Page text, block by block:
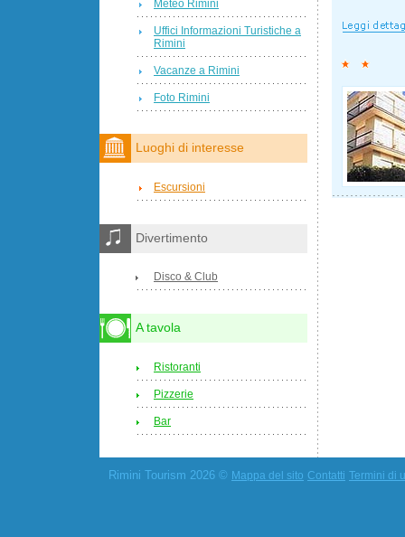
Meteo Rimini
Uffici Informazioni Turistiche a
Rimini
Vacanze a Rimini
Foto Rimini
Luoghi di interesse
Escursioni
Divertimento
Disco & Club
A tavola
Ristoranti
Pizzerie
Bar
Rimini Tourism 2026 © Mappa del sito Contatti Termini di